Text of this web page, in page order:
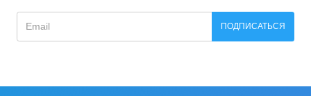
ПОДПИСАТЬСЯ